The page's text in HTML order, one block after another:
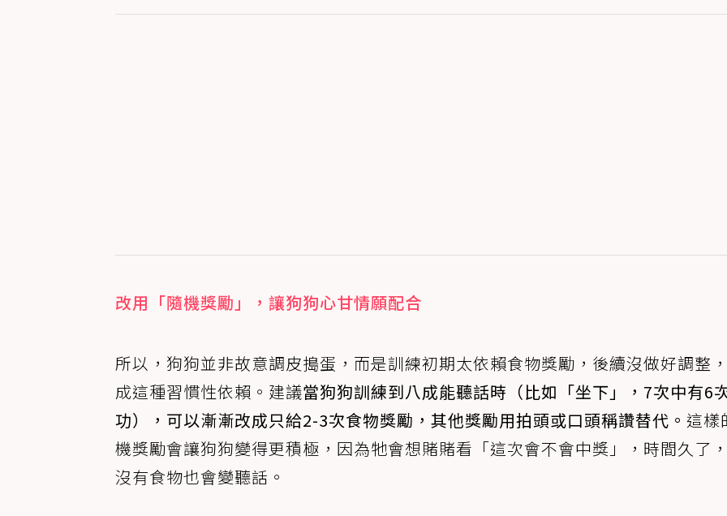
改用「隨機獎勵」，讓狗狗心甘情願配合
所以，狗狗並非故意調皮搗蛋，而是訓練初期太依賴食物獎勵，後續沒做好調整
成這種習慣性依賴。建議當狗狗訓練到八成能聽話時（比如「坐下」，7次中有6
功），可以漸漸改成只給2-3次食物獎勵，其他獎勵用拍頭或口頭稱讚替代。 這樣
機獎勵會讓狗狗變得更積極，因為牠會想賭賭看「這次會不會中獎」，時間久了
沒有食物也會變聽話。